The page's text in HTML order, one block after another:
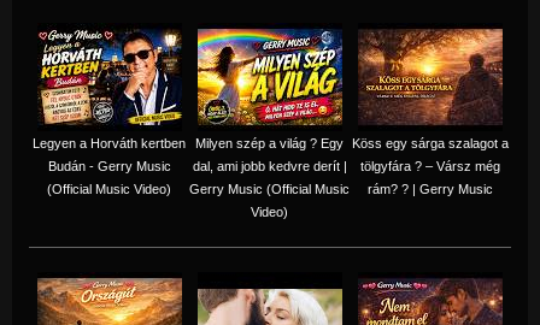
Legyen a Horváth kertben
Budán - Gerry Music
(Official Music Video)
Milyen szép a világ ? Egy
dal, ami jobb kedvre derít |
Gerry Music (Official Music
Video)
Köss egy sárga szalagot a
tölgyfára ?️ – Vársz még
rám? ? | Gerry Music